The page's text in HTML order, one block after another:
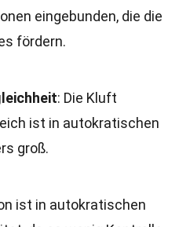
eingebunden, die die
fördern.
: Die Kluft
ist in autokratischen
groß.
ist in autokratischen